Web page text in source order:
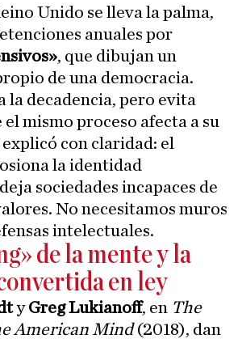
Unido se lleva la palma,
anuales por
, que dibujan un
de una democracia.
la decadencia, pero evita
mismo proceso afecta a su
con claridad: el
la identidad
sociedades incapaces de
No necesitamos muros
intelectuales.
de la mente y la
en ley
yGreg Lukianoff, en The
American Mind(2018), dan